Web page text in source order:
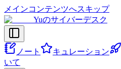
メインコンテンツへスキップ
Yuのサイバーデスク
ノート キュレーション
いて